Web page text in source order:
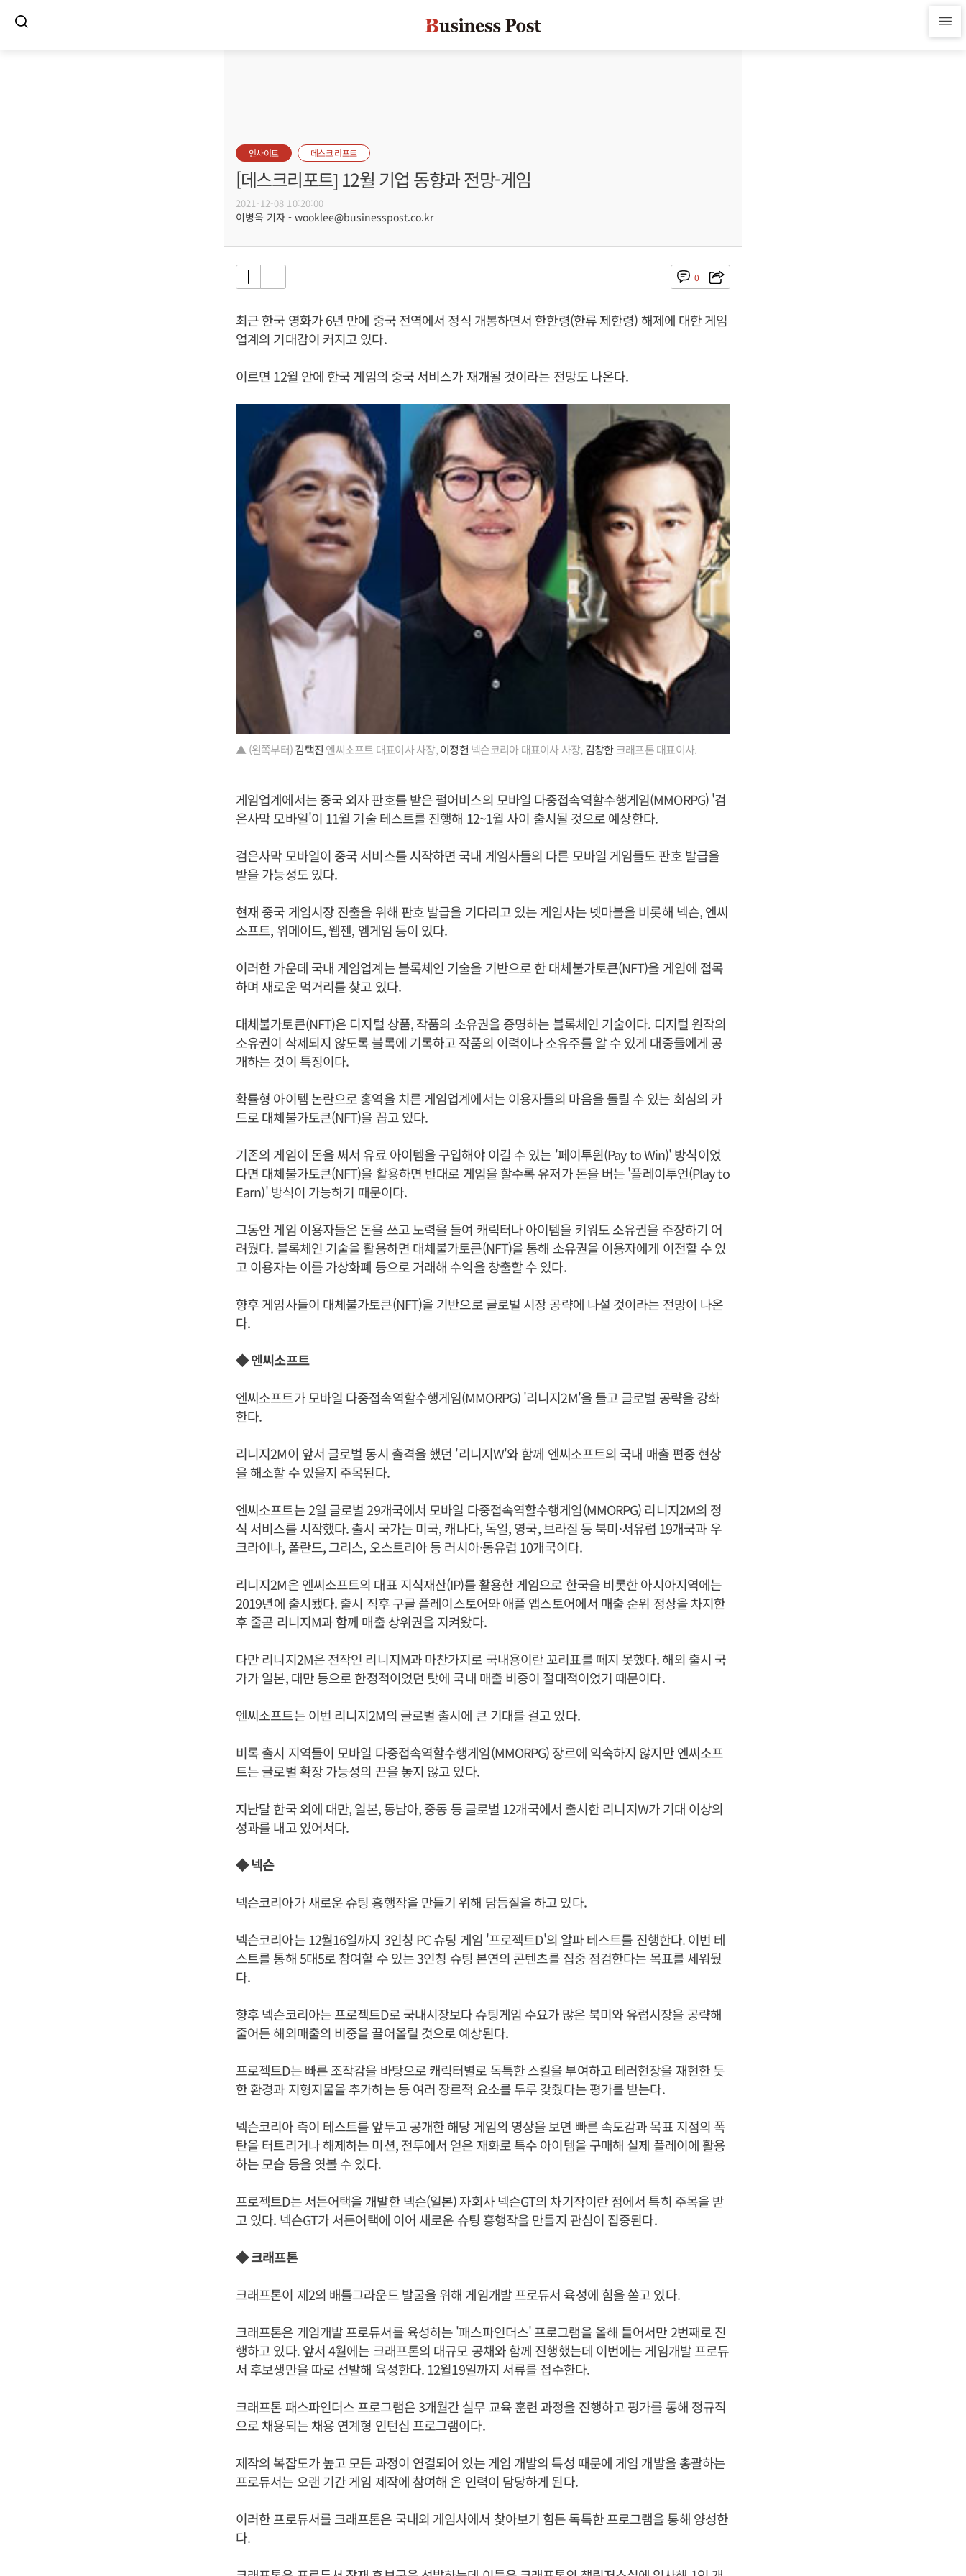
인사이트 데스크 리포트
[데스크리포트] 12월 기업 동향과 전망-게임
2021-12-08 10:20:00
이병욱 기자 - wooklee@businesspost.co.kr
0
최근 한국 영화가 6년 만에 중국 전역에서 정식 개봉하면서 한한령(한류 제한령) 해제에 대한 게임
업계의 기대감이 커지고 있다.
이르면 12월 안에 한국 게임의 중국 서비스가 재개될 것이라는 전망도 나온다.
▲ (왼쪽부터)김택진 엔씨소프트 대표이사 사장,이정헌 넥슨코리아 대표이사 사장, 김창한크래프톤 대표이사.
게임업계에서는 중국 외자 판호를 받은 펄어비스의 모바일 다중접속역할수행게임(MMORPG) '검
은사막 모바일'이 11월 기술 테스트를 진행해 12~1월 사이 출시될 것으로 예상한다.
검은사막 모바일이 중국 서비스를 시작하면 국내 게임사들의 다른 모바일 게임들도 판호 발급을
받을 가능성도 있다.
현재 중국 게임시장 진출을 위해 판호 발급을 기다리고 있는 게임사는 넷마블을 비롯해 넥슨, 엔씨
소프트, 위메이드, 웹젠, 엠게임 등이 있다.
이러한 가운데 국내 게임업계는 블록체인 기술을 기반으로 한 대체불가토큰(NFT)을 게임에 접목
하며 새로운 먹거리를 찾고 있다.
대체불가토큰(NFT)은 디지털 상품, 작품의 소유권을 증명하는 블록체인 기술이다. 디지털 원작의
소유권이 삭제되지 않도록 블록에 기록하고 작품의 이력이나 소유주를 알 수 있게 대중들에게 공
개하는 것이 특징이다.
확률형 아이템 논란으로 홍역을 치른 게임업계에서는 이용자들의 마음을 돌릴 수 있는 회심의 카
드로 대체불가토큰(NFT)을 꼽고 있다.
기존의 게임이 돈을 써서 유료 아이템을 구입해야 이길 수 있는 '페이투윈(Pay to Win)' 방식이었
다면 대체불가토큰(NFT)을 활용하면 반대로 게임을 할수록 유저가 돈을 버는 '플레이투언(Play to
Earn)' 방식이 가능하기 때문이다.
그동안 게임 이용자들은 돈을 쓰고 노력을 들여 캐릭터나 아이템을 키워도 소유권을 주장하기 어
려웠다. 블록체인 기술을 활용하면 대체불가토큰(NFT)을 통해 소유권을 이용자에게 이전할 수 있
고 이용자는 이를 가상화폐 등으로 거래해 수익을 창출할 수 있다.
향후 게임사들이 대체불가토큰(NFT)을 기반으로 글로벌 시장 공략에 나설 것이라는 전망이 나온
다.
◆ 엔씨소프트
엔씨소프트가 모바일 다중접속역할수행게임(MMORPG) '리니지2M'을 들고 글로벌 공략을 강화
한다.
리니지2M이 앞서 글로벌 동시 출격을 했던 '리니지W'와 함께 엔씨소프트의 국내 매출 편중 현상
을 해소할 수 있을지 주목된다.
엔씨소프트는 2일 글로벌 29개국에서 모바일 다중접속역할수행게임(MMORPG) 리니지2M의 정
식 서비스를 시작했다. 출시 국가는 미국, 캐나다, 독일, 영국, 브라질 등 북미·서유럽 19개국과 우
크라이나, 폴란드, 그리스, 오스트리아 등 러시아·동유럽 10개국이다.
리니지2M은 엔씨소프트의 대표 지식재산(IP)를 활용한 게임으로 한국을 비롯한 아시아지역에는
2019년에 출시됐다. 출시 직후 구글 플레이스토어와 애플 앱스토어에서 매출 순위 정상을 차지한
후 줄곧 리니지M과 함께 매출 상위권을 지켜왔다.
다만 리니지2M은 전작인 리니지M과 마찬가지로 국내용이란 꼬리표를 떼지 못했다. 해외 출시 국
가가 일본, 대만 등으로 한정적이었던 탓에 국내 매출 비중이 절대적이었기 때문이다.
엔씨소프트는 이번 리니지2M의 글로벌 출시에 큰 기대를 걸고 있다.
비록 출시 지역들이 모바일 다중접속역할수행게임(MMORPG) 장르에 익숙하지 않지만 엔씨소프
트는 글로벌 확장 가능성의 끈을 놓지 않고 있다.
지난달 한국 외에 대만, 일본, 동남아, 중동 등 글로벌 12개국에서 출시한 리니지W가 기대 이상의
성과를 내고 있어서다.
◆ 넥슨
넥슨코리아가 새로운 슈팅 흥행작을 만들기 위해 담듬질을 하고 있다.
넥슨코리아는 12월16일까지 3인칭 PC 슈팅 게임 '프로젝트D'의 알파 테스트를 진행한다. 이번 테
스트를 통해 5대5로 참여할 수 있는 3인칭 슈팅 본연의 콘텐츠를 집중 점검한다는 목표를 세워뒀
다.
향후 넥슨코리아는 프로젝트D로 국내시장보다 슈팅게임 수요가 많은 북미와 유럽시장을 공략해
줄어든 해외매출의 비중을 끌어올릴 것으로 예상된다.
프로젝트D는 빠른 조작감을 바탕으로 캐릭터별로 독특한 스킬을 부여하고 테러현장을 재현한 듯
한 환경과 지형지물을 추가하는 등 여러 장르적 요소를 두루 갖췄다는 평가를 받는다.
넥슨코리아 측이 테스트를 앞두고 공개한 해당 게임의 영상을 보면 빠른 속도감과 목표 지점의 폭
탄을 터트리거나 해제하는 미션, 전투에서 얻은 재화로 특수 아이템을 구매해 실제 플레이에 활용
하는 모습 등을 엿볼 수 있다.
프로젝트D는 서든어택을 개발한 넥슨(일본) 자회사 넥슨GT의 차기작이란 점에서 특히 주목을 받
고 있다. 넥슨GT가 서든어택에 이어 새로운 슈팅 흥행작을 만들지 관심이 집중된다.
◆ 크래프톤
크래프톤이 제2의 배틀그라운드 발굴을 위해 게임개발 프로듀서 육성에 힘을 쏟고 있다.
크래프톤은 게임개발 프로듀서를 육성하는 '패스파인더스' 프로그램을 올해 들어서만 2번째로 진
행하고 있다. 앞서 4월에는 크래프톤의 대규모 공채와 함께 진행했는데 이번에는 게임개발 프로듀
서 후보생만을 따로 선발해 육성한다. 12월19일까지 서류를 접수한다.
크래프톤 패스파인더스 프로그램은 3개월간 실무 교육 훈련 과정을 진행하고 평가를 통해 정규직
으로 채용되는 채용 연계형 인턴십 프로그램이다.
제작의 복잡도가 높고 모든 과정이 연결되어 있는 게임 개발의 특성 때문에 게임 개발을 총괄하는
프로듀서는 오랜 기간 게임 제작에 참여해 온 인력이 담당하게 된다.
이러한 프로듀서를 크래프톤은 국내외 게임사에서 찾아보기 힘든 독특한 프로그램을 통해 양성한
다.